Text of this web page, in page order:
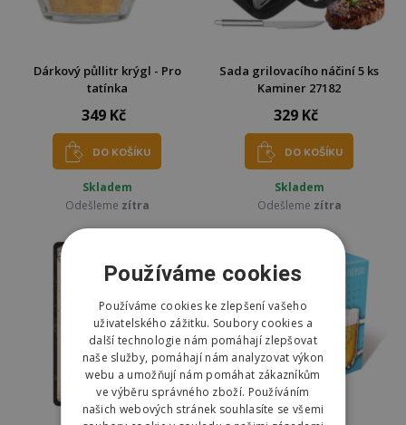
Dárkový půllitr krýgl - Pro
tatínka
349 Kč
DO KOŠÍKU
Skladem
Odešleme zítra
Sada grilovacího náčiní 5 ks
Kaminer 27182
329 Kč
DO KOŠÍKU
Skladem
Odešleme zítra
Používáme cookies
Používáme cookies ke zlepšení vašeho
uživatelského zážitku. Soubory cookies a
další technologie nám pomáhají zlepšovat
naše služby, pomáhají nám analyzovat výkon
webu a umožňují nám pomáhat zákazníkům
ve výběru správného zboží. Používáním
našich webových stránek souhlasíte se všemi